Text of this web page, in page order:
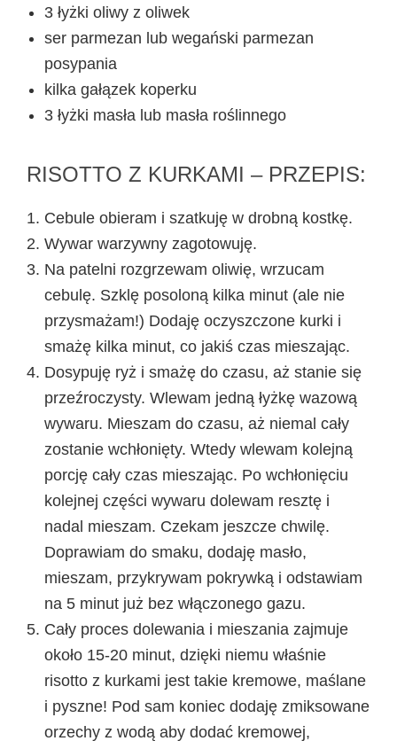
3 łyżki oliwy z oliwek
ser parmezan lub wegański parmezan
posypania
kilka gałązek koperku
3 łyżki masła lub masła roślinnego
RISOTTO Z KURKAMI – PRZEPIS:
Cebule obieram i szatkuję w drobną kostkę.
Wywar warzywny zagotowuję.
Na patelni rozgrzewam oliwię, wrzucam
cebulę. Szklę posoloną kilka minut (ale nie
przysmażam!) Dodaję oczyszczone kurki i
smażę kilka minut, co jakiś czas mieszając.
Dosypuję ryż i smażę do czasu, aż stanie się
przeźroczysty. Wlewam jedną łyżkę wazową
wywaru. Mieszam do czasu, aż niemal cały
zostanie wchłonięty. Wtedy wlewam kolejną
porcję cały czas mieszając. Po wchłonięciu
kolejnej części wywaru dolewam resztę i
nadal mieszam. Czekam jeszcze chwilę.
Doprawiam do smaku, dodaję masło,
mieszam, przykrywam pokrywką i odstawiam
na 5 minut już bez włączonego gazu.
Cały proces dolewania i mieszania zajmuje
około 15-20 minut, dzięki niemu właśnie
risotto z kurkami jest takie kremowe, maślane
i pyszne! Pod sam koniec dodaję zmiksowane
orzechy z wodą aby dodać kremowej,